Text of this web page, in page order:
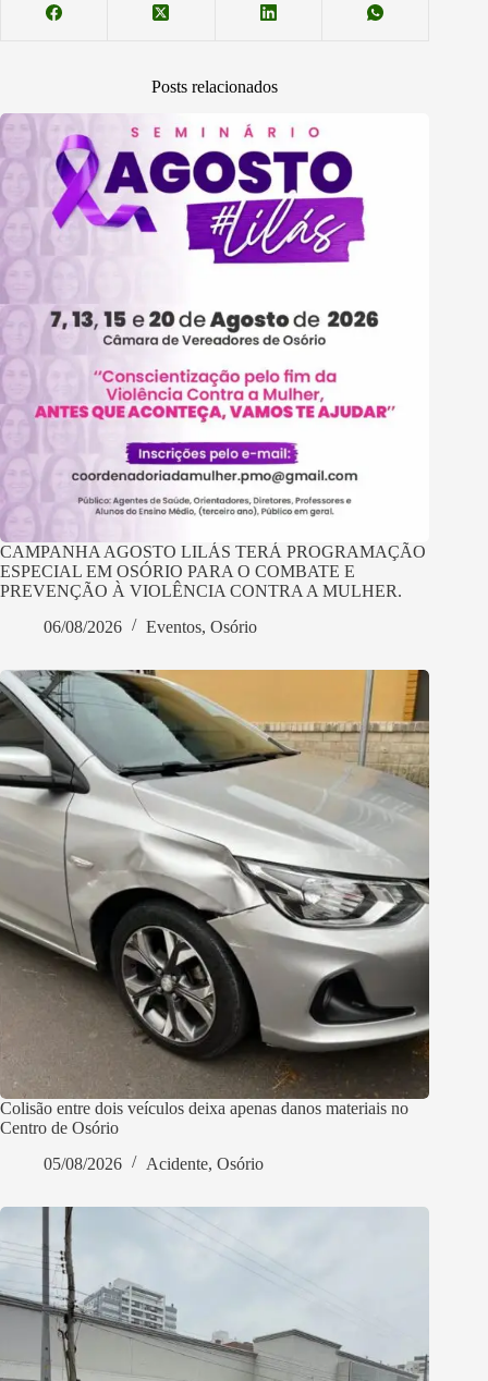
Posts relacionados
CAMPANHA AGOSTO LILÁS TERÁ PROGRAMAÇÃO
ESPECIAL EM OSÓRIO PARA O COMBATE E
PREVENÇÃO À VIOLÊNCIA CONTRA A MULHER.
06/08/2026
Eventos, Osório
Colisão entre dois veículos deixa apenas danos materiais no
Centro de Osório
05/08/2026
Acidente, Osório